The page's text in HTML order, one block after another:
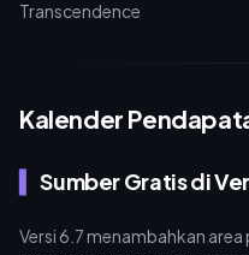
Kalender
Sumber Gratis di
Versi 6.7 menambahkan area